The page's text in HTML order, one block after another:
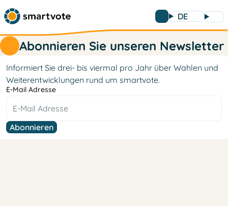
DE
Abonnieren Sie unseren Newsletter
Informiert Sie drei- bis viermal pro Jahr über Wahlen und
Weiterentwicklungen rund um smartvote.
E-Mail Adresse
Abonnieren